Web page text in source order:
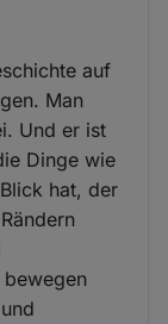
auf
Man
Und er ist
Dinge wie
hat, der
bewegen